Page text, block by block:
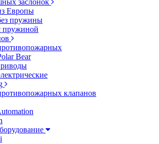
заслонок
Европы
пружины
пружиной
Bear
клапанов